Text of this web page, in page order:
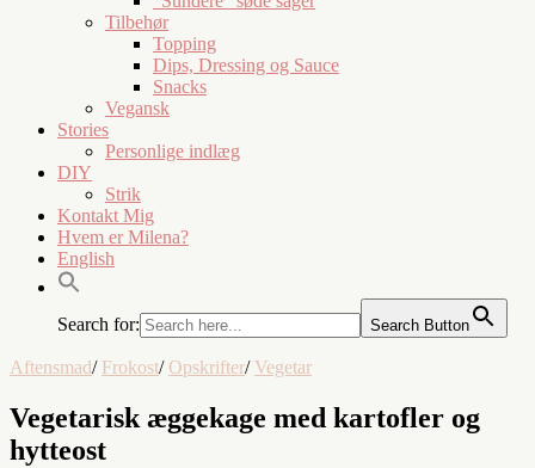
Tilbehør
Topping
Dips, Dressing og Sauce
Snacks
Vegansk
Stories
Personlige indlæg
DIY
Strik
Kontakt Mig
Hvem er Milena?
English
Search for: Search Button
Aftensmad/ Frokost/ Opskrifter/ Vegetar
Vegetarisk æggekage med kartofler og
hytteost